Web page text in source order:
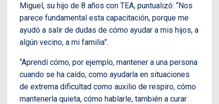
Miguel, su hijo de 8 años con TEA, puntualizó: “Nos
parece fundamental esta capacitación, porque me
ayudó a salir de dudas de cómo ayudar a mis hijos, a
algún vecino, a mi familia”.
“Aprendí cómo, por ejemplo, mantener a una persona
cuando se ha caído, como ayudarla en situaciones
de extrema dificultad como auxilio de respiro, cómo
mantenerla quieta, cómo hablarle, también a curar